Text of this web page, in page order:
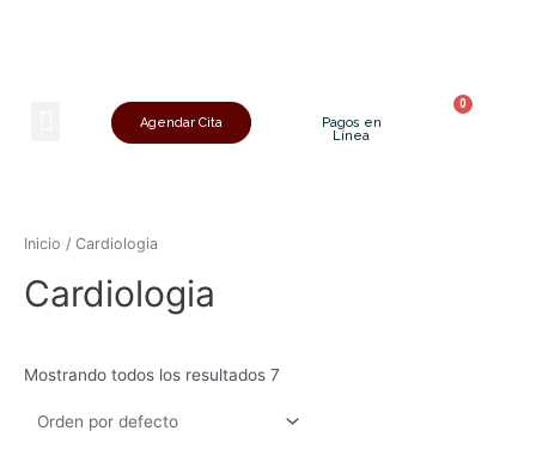
Agendar Cita
Pagos en
Línea
Inicio / Cardiologia
Cardiologia
Mostrando todos los resultados 7